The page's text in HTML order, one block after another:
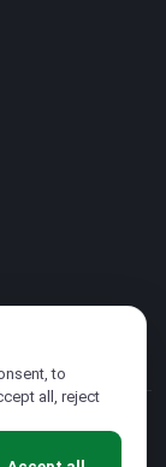
じます
to
all, reject